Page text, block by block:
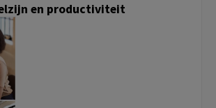
en productiviteit